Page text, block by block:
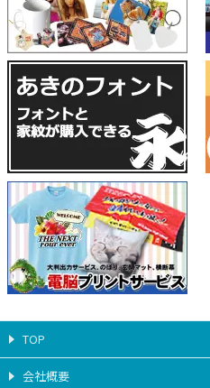
TOP
会社概要